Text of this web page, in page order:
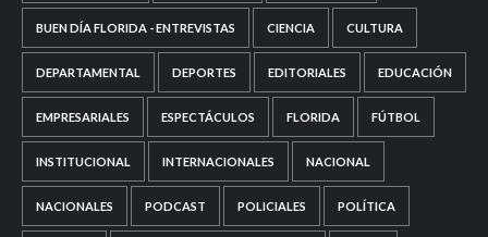
BUEN DÍA FLORIDA - ENTREVISTAS CIENCIA CULTURA
DEPARTAMENTAL DEPORTES EDITORIALES EDUCACIÓN
EMPRESARIALES ESPECTÁCULOS FLORIDA FÚTBOL
INSTITUCIONAL INTERNACIONALES NACIONAL
NACIONALES PODCAST POLICIALES POLÍTICA